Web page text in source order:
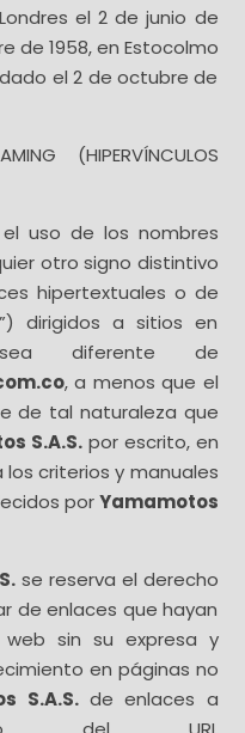
el 2 de junio de
de 1958, en Estocolmo
el 2 de octubre de
(HIPERVÍNCULOS
uso de los nombres
otro signo distintivo
hipertextuales o de
dirigidos a sitios en
diferente de
, a menos que el
de tal naturaleza que
S.A.S.por escrito, en
criterios y manuales
porYamamotos
se reserva el derecho
de enlaces que hayan
sin su expresa y
en páginas no
S.A.S.de enlaces a